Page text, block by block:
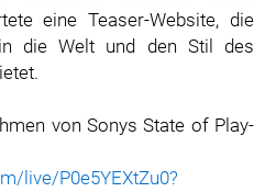
CONSUMER PRODUCTS
eine Teaser-Website, die
die Welt und den Stil des
von Sonys State of Play-
live/P0e5YEXtZu0?